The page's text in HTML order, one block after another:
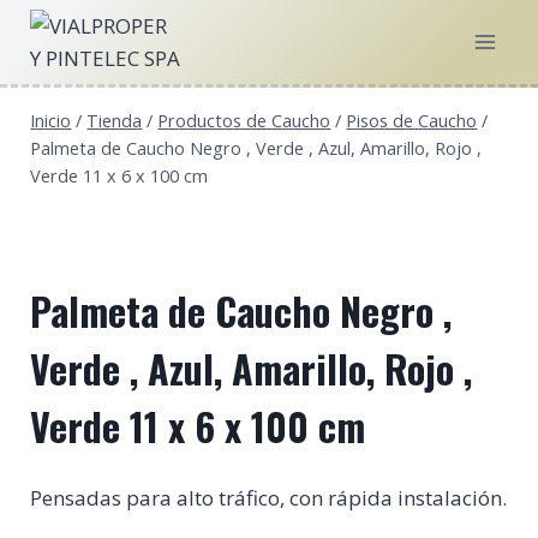
Saltar
contenido
Inicio / Tienda / Productos de Caucho / Pisos de Caucho /
Palmeta de Caucho Negro , Verde , Azul, Amarillo, Rojo ,
Verde 11 x 6 x 100 cm
Palmeta de Caucho Negro ,
Verde , Azul, Amarillo, Rojo ,
Verde 11 x 6 x 100 cm
Pensadas para alto tráfico, con rápida instalación.